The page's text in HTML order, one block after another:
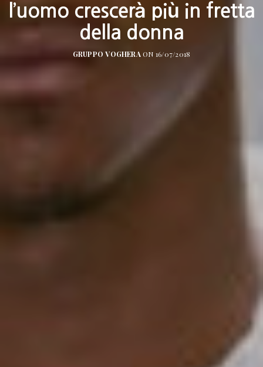
l’uomo crescerà più in fretta
della donna
GRUPPO VOGHERAON 16/07/2018